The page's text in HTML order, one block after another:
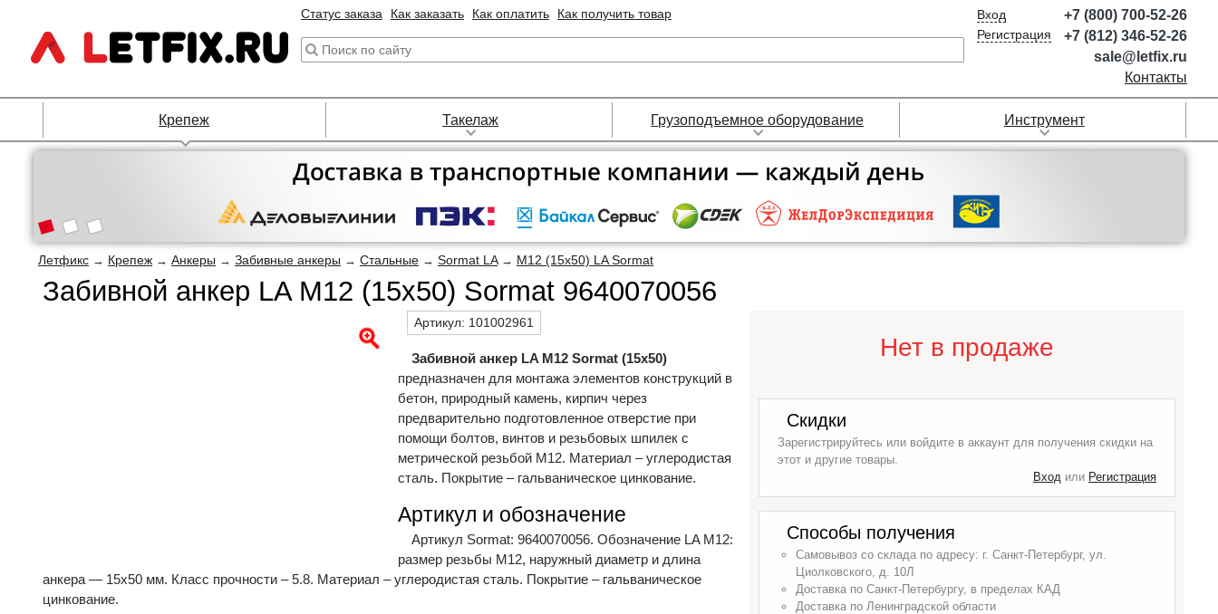
Статус заказа Как заказать Как оплатить Как получить товар
Вход
Регистрация
+7 (800) 700-52-26
+7 (812) 346-52-26
sale@letfix.ru
Контакты
Крепеж Такелаж Грузоподъемное оборудование Инструмент
Летфикс → Крепеж → Анкеры → Забивные анкеры → Стальные → Sormat LA → M12 (15х50) LA Sormat
Забивной анкер LA M12 (15х50) Sormat 9640070056
Артикул: 101002961
Забивной анкер LA M12 Sormat (15х50)
предназначен для монтажа элементов конструкций в
бетон, природный камень, кирпич через
предварительно подготовленное отверстие при
помощи болтов, винтов и резьбовых шпилек с
метрической резьбой М12. Материал – углеродистая
сталь. Покрытие – гальваническое цинкование.
Артикул и обозначение
Артикул Sormat: 9640070056. Обозначение LA M12:
размер резьбы М12, наружный диаметр и длина
анкера — 15х50 мм. Класс прочности – 5.8. Материал – углеродистая сталь. Покрытие – гальваническое
цинкование.
Нет в продаже
Скидки
Зарегистрируйтесь или войдите в аккаунт для получения скидки на
этот и другие товары.
Вход или Регистрация
Способы получения
Самовывоз со склада по адресу: г. Санкт-Петербург, ул.
Циолковского, д. 10Л
Доставка по Санкт-Петербургу, в пределах КАД
Доставка по Ленинградской области